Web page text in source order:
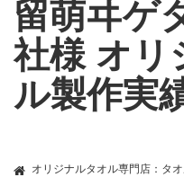
留萌ヰゲ
社様 オリ
ル製作実
オリジナルタオル専門店：タ